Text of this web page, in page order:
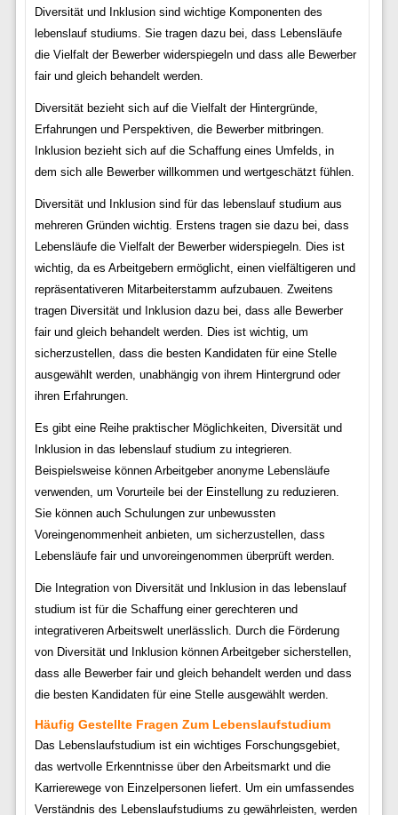
Diversität und Inklusion sind wichtige Komponenten des
lebenslauf studiums. Sie tragen dazu bei, dass Lebensläufe
die Vielfalt der Bewerber widerspiegeln und dass alle Bewerber
fair und gleich behandelt werden.
Diversität bezieht sich auf die Vielfalt der Hintergründe,
Erfahrungen und Perspektiven, die Bewerber mitbringen.
Inklusion bezieht sich auf die Schaffung eines Umfelds, in
dem sich alle Bewerber willkommen und wertgeschätzt fühlen.
Diversität und Inklusion sind für das lebenslauf studium aus
mehreren Gründen wichtig. Erstens tragen sie dazu bei, dass
Lebensläufe die Vielfalt der Bewerber widerspiegeln. Dies ist
wichtig, da es Arbeitgebern ermöglicht, einen vielfältigeren und
repräsentativeren Mitarbeiterstamm aufzubauen. Zweitens
tragen Diversität und Inklusion dazu bei, dass alle Bewerber
fair und gleich behandelt werden. Dies ist wichtig, um
sicherzustellen, dass die besten Kandidaten für eine Stelle
ausgewählt werden, unabhängig von ihrem Hintergrund oder
ihren Erfahrungen.
Es gibt eine Reihe praktischer Möglichkeiten, Diversität und
Inklusion in das lebenslauf studium zu integrieren.
Beispielsweise können Arbeitgeber anonyme Lebensläufe
verwenden, um Vorurteile bei der Einstellung zu reduzieren.
Sie können auch Schulungen zur unbewussten
Voreingenommenheit anbieten, um sicherzustellen, dass
Lebensläufe fair und unvoreingenommen überprüft werden.
Die Integration von Diversität und Inklusion in das lebenslauf
studium ist für die Schaffung einer gerechteren und
integrativeren Arbeitswelt unerlässlich. Durch die Förderung
von Diversität und Inklusion können Arbeitgeber sicherstellen,
dass alle Bewerber fair und gleich behandelt werden und dass
die besten Kandidaten für eine Stelle ausgewählt werden.
Häufig Gestellte Fragen Zum Lebenslaufstudium
Das Lebenslaufstudium ist ein wichtiges Forschungsgebiet,
das wertvolle Erkenntnisse über den Arbeitsmarkt und die
Karrierewege von Einzelpersonen liefert. Um ein umfassendes
Verständnis des Lebenslaufstudiums zu gewährleisten, werden